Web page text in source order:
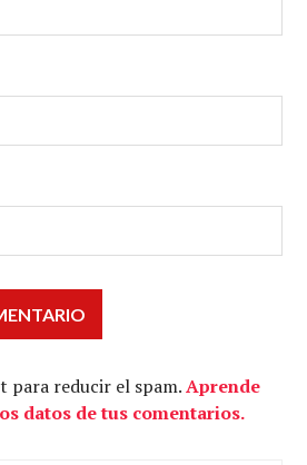
para reducir el spam.Aprende
datos de tus comentarios.